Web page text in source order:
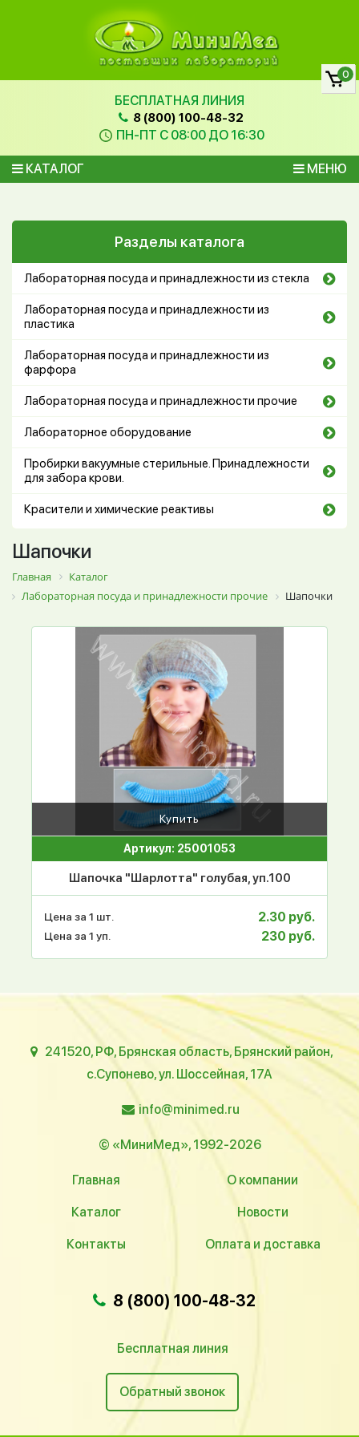
БЕСПЛАТНАЯ ЛИНИЯ
8 (800) 100-48-32
ПН-ПТ С 08:00 ДО 16:30
КАТАЛОГ МЕНЮ
0
Разделы каталога
Лабораторная посуда и принадлежности из стекла
Лабораторная посуда и принадлежности из
пластика
Лабораторная посуда и принадлежности из
фарфора
Лабораторная посуда и принадлежности прочие
Лабораторное оборудование
Пробирки вакуумные стерильные. Принадлежности
для забора крови.
Красители и химические реактивы
Шапочки
Главная
Каталог
Лабораторная посуда и принадлежности прочие
Шапочки
Купить
Артикул: 25001053
Шапочка "Шарлотта" голубая, уп.100
Цена за 1 шт. 2.30 руб.
Цена за 1 уп. 230 руб.
241520, РФ, Брянская область, Брянский район,
с.Супонево, ул. Шоссейная, 17А
info@minimed.ru
© «МиниМед», 1992-2026
Главная О компании
Каталог Новости
Контакты Оплата и доставка
8 (800) 100-48-32
Бесплатная линия
Обратный звонок